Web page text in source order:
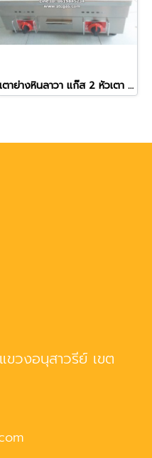
เตาย่างหินลาวา แก๊ส 2 หัวเตา หน้าเตากว้างพิเศษ
วงอนุสาวรีย์ เขต